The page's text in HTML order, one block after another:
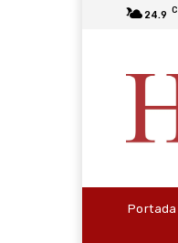
24.9 C
Portada